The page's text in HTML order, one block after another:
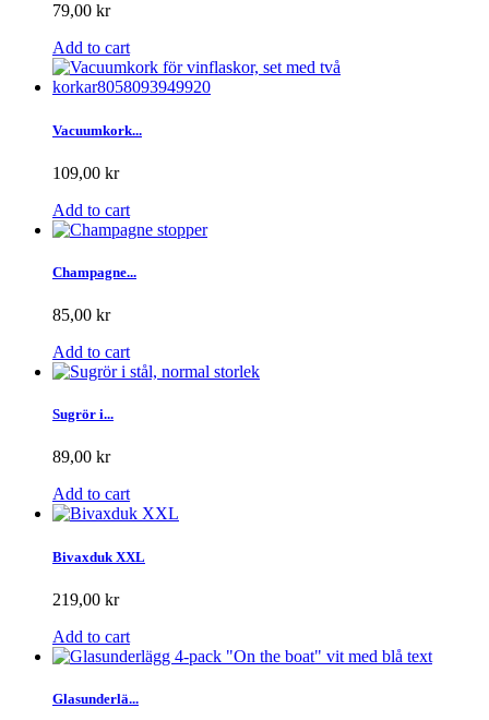
79,00 kr
Add to cart
Vacuumkork...
109,00 kr
Add to cart
Champagne...
85,00 kr
Add to cart
Sugrör i...
89,00 kr
Add to cart
Bivaxduk XXL
219,00 kr
Add to cart
Glasunderlä...